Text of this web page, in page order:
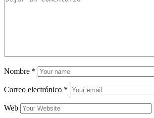
Nombre *
Correo electrónico *
Web